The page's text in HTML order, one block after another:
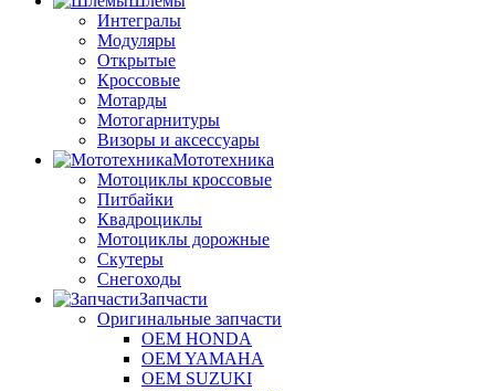
Интегралы
Модуляры
Открытые
Кроссовые
Мотарды
Мотогарнитуры
Визоры и аксессуары
Мототехника
Мотоциклы кроссовые
Питбайки
Квадроциклы
Мотоциклы дорожные
Скутеры
Снегоходы
Запчасти
Оригинальные запчасти
OEM HONDA
OEM YAMAHA
OEM SUZUKI